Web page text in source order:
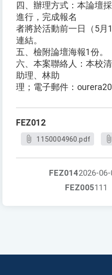
四、辦理方式：本論壇
進行，完成報名
者將於活動前一日（5月
連結。
五、檢附論壇海報1份。
六、本案聯絡人：本校
助理、林助
理；電子郵件：
FEZ012
1150004960.pdf
FEZ0142026-
FEZ005111